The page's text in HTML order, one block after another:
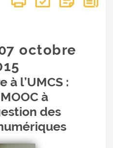
octobre
à l’UMCS :
à
des